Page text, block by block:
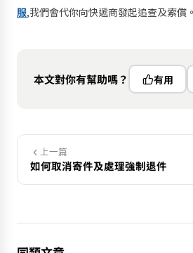
服,我們會代你向快遞商發起追查及索償。
本文對你有幫助嗎？ 有用
上一篇
如何取消寄件及處理強制退件